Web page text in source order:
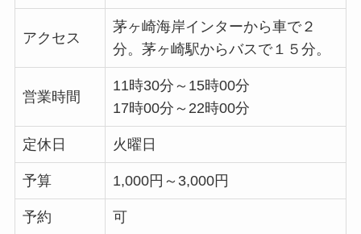
アクセス
茅ヶ崎海岸インターから車で２
分。茅ヶ崎駅からバスで１５分。
営業時間
11時30分～15時00分
17時00分～22時00分
定休日 火曜日
予算 1,000円～3,000円
予約 可